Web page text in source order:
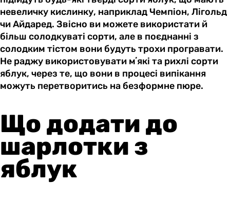
невеличку кислинку, наприклад Чемпіон, Лігольд
чи Айдаред. Звісно ви можете використати й
більш солодкуваті сорти, але в поєднанні з
солодким тістом вони будуть трохи програвати.
Не раджу використовувати мʼякі та рихлі сорти
яблук, через те, що вони в процесі випікання
можуть перетворитись на безформне пюре.
Що додати до
шарлотки з
яблук